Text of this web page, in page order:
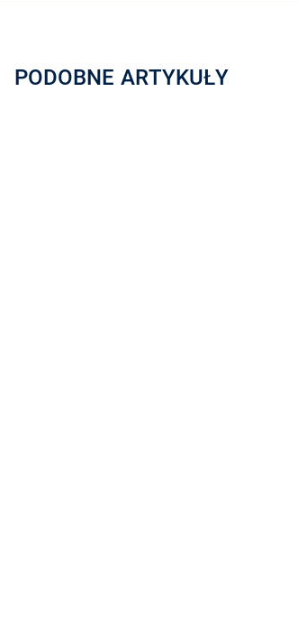
PODOBNE ARTYKUŁY